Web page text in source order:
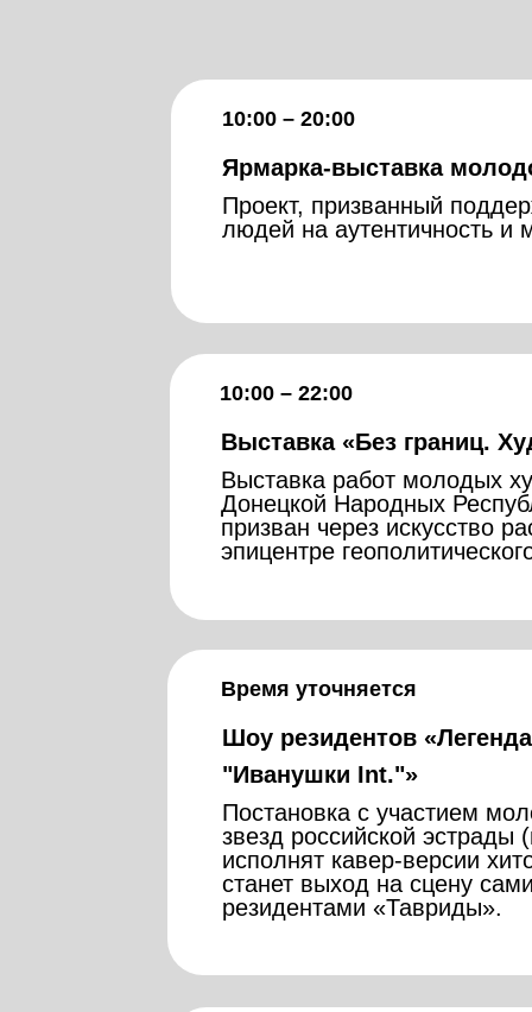
10:00 – 22:00
Выставка «Без границ.
Выставка работ молодых
Донецкой Народных
призван через искусство
эпицентре
Ярмарка-выставка
Проект, призванный
людей на аутентичность и
10:00 – 22:00
Выставка «Без границ.
Выставка работ молодых
Донецкой Народных
призван через искусство
эпицентре
Время уточняется
Шоу резидентов
"Иванушки Int."»
Постановка с участием
звезд российской
исполнят кавер-версии
станет выход на сцену
резидентами «Тавриды».
10:00 – 20:00
Ярмарка-выставка
Проект, призванный
людей на аутентичность и
19 декабря